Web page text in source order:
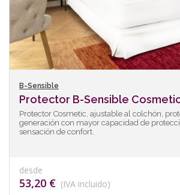
B-Sensible
Protector B-Sensible
Protector Cosmetic, ajustable al colchón,
generación con mayor capacidad de
sensación de confort.
desde
53,20 € (IVA incluido)